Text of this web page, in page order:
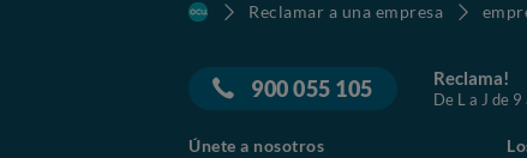
Reclamar a una empresa
900 055 105 Reclama!
De L a J de
Únete a nosotros